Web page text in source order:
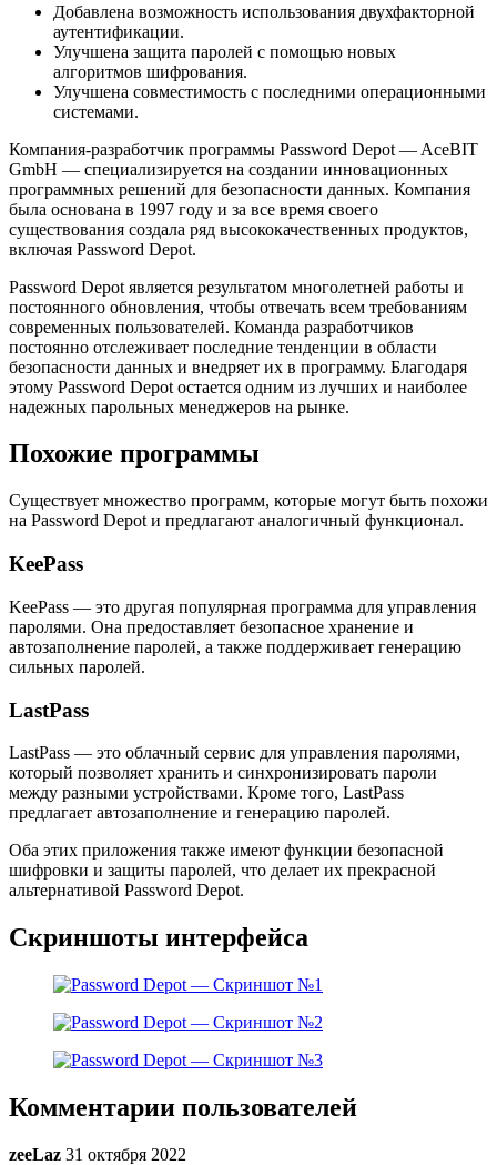
Добавлена возможность использования двухфакторной
аутентификации.
Улучшена защита паролей с помощью новых
алгоритмов шифрования.
Улучшена совместимость с последними операционными
системами.
Компания-разработчик программы Password Depot — AceBIT
GmbH — специализируется на создании инновационных
программных решений для безопасности данных. Компания
была основана в 1997 году и за все время своего
существования создала ряд высококачественных продуктов,
включая Password Depot.
Password Depot является результатом многолетней работы и
постоянного обновления, чтобы отвечать всем требованиям
современных пользователей. Команда разработчиков
постоянно отслеживает последние тенденции в области
безопасности данных и внедряет их в программу. Благодаря
этому Password Depot остается одним из лучших и наиболее
надежных парольных менеджеров на рынке.
Похожие программы
Существует множество программ, которые могут быть похожи
на Password Depot и предлагают аналогичный функционал.
KeePass
KeePass — это другая популярная программа для управления
паролями. Она предоставляет безопасное хранение и
автозаполнение паролей, а также поддерживает генерацию
сильных паролей.
LastPass
LastPass — это облачный сервис для управления паролями,
который позволяет хранить и синхронизировать пароли
между разными устройствами. Кроме того, LastPass
предлагает автозаполнение и генерацию паролей.
Оба этих приложения также имеют функции безопасной
шифровки и защиты паролей, что делает их прекрасной
альтернативой Password Depot.
Скриншоты интерфейса
Комментарии пользователей
zeeLaz 31 октября 2022